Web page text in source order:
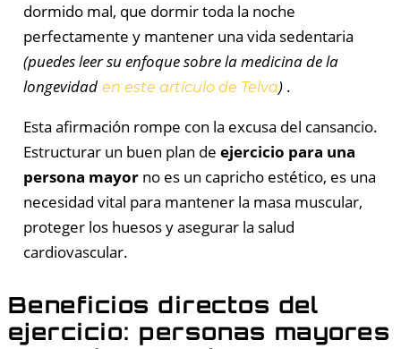
dormido mal, que dormir toda la noche
perfectamente y mantener una vida sedentaria
(puedes leer su enfoque sobre la medicina de la
longevidad en este artículo de Telva).
Esta afirmación rompe con la excusa del cansancio.
Estructurar un buen plan de ejercicio para una
persona mayorno es un capricho estético, es una
necesidad vital para mantener la masa muscular,
proteger los huesos y asegurar la salud
cardiovascular.
Beneficios directos del
ejercicio: personas mayores